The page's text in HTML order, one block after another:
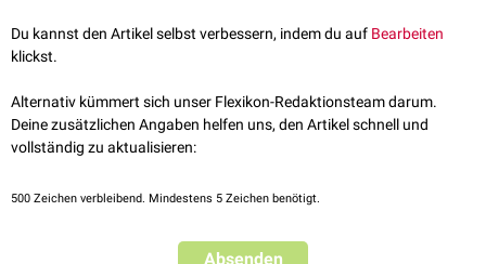
Familie:Trichocomaceae
Aspergillus flavus
Aspergillus niger
Aspergillus nidulans
Aspergillus sclerotiorum
Aspergillus restrictus
Aspergillus ochraceus
Du kannst den Artikel selbst verbessern, indem du auf Bearbeiten
klickst.
Alternativ kümmert sich unser Flexikon-Redaktionsteam darum.
Deine zusätzlichen Angaben helfen uns, den Artikel schnell und
vollständig zu aktualisieren:
500 Zeichen verbleibend. Mindestens 5 Zeichen benötigt.
Absenden